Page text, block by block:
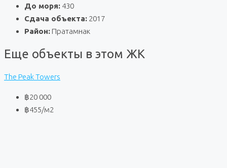
До моря: 430
Сдача объекта: 2017
Район: Пратамнак
Еще объекты в этом ЖК
The Peak Towers
฿20 000
฿455/м2